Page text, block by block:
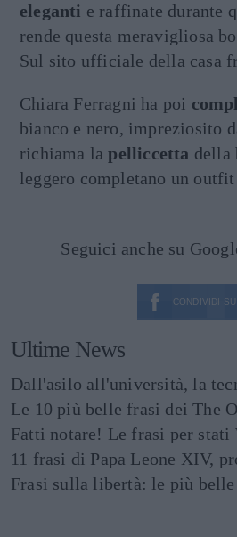
eleganti e raffinate durante
rende questa meravigliosa
Sul sito ufficiale della casa
Chiara Ferragni ha poi
bianco e nero, impreziosito
richiama lapelliccetta della
leggero completano un
Seguici anche su
CONDIVIDI SU
Ultime News
Dall'asilo all'università, la
Le 10 più belle frasi dei The
Fatti notare! Le frasi per stati
11 frasi di Papa Leone XIV,
Frasi sulla libertà: le più